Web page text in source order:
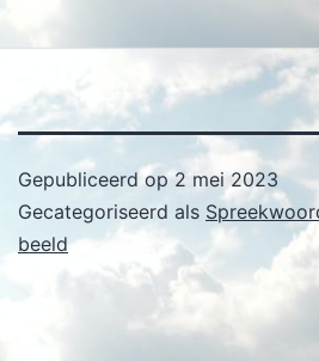
Gepubliceerd op2 mei 2023
Gecategoriseerd als
beeld